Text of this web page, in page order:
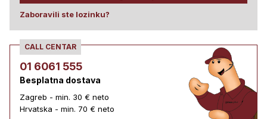
Zaboravili ste lozinku?
CALL CENTAR
01 6061 555
Besplatna dostava
Zagreb - min. 30 € neto
Hrvatska - min. 70 € neto